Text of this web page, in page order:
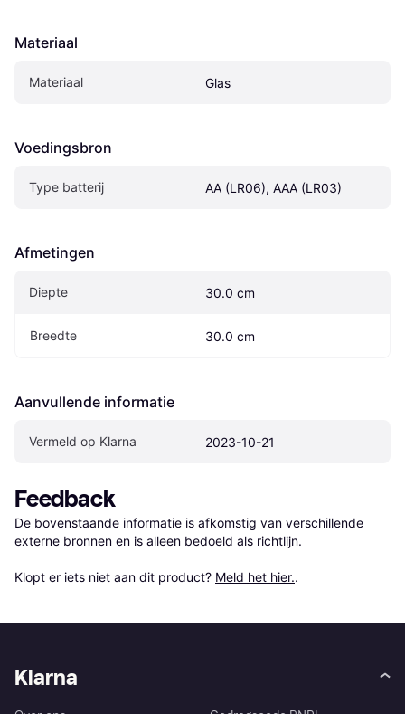
Materiaal
Materiaal Glas
Voedingsbron
Type batterij AA (LR06), AAA (LR03)
Afmetingen
Diepte 30.0 cm
Breedte 30.0 cm
Aanvullende informatie
Vermeld op Klarna 2023-10-21
Feedback
De bovenstaande informatie is afkomstig van verschillende
externe bronnen en is alleen bedoeld als richtlijn.
Klopt er iets niet aan dit product? Meld het hier..
Klarna